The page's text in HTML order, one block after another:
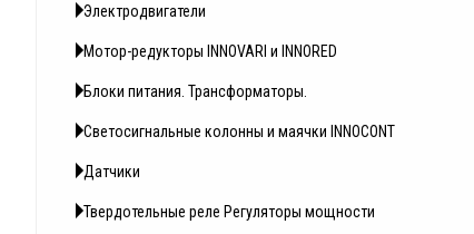
Электродвигатели
Мотор-редукторы INNOVARI и INNORED
Блоки питания. Трансформаторы.
Светосигнальные колонны и маячки INNOCONT
Датчики
Твердотельные реле Регуляторы мощности